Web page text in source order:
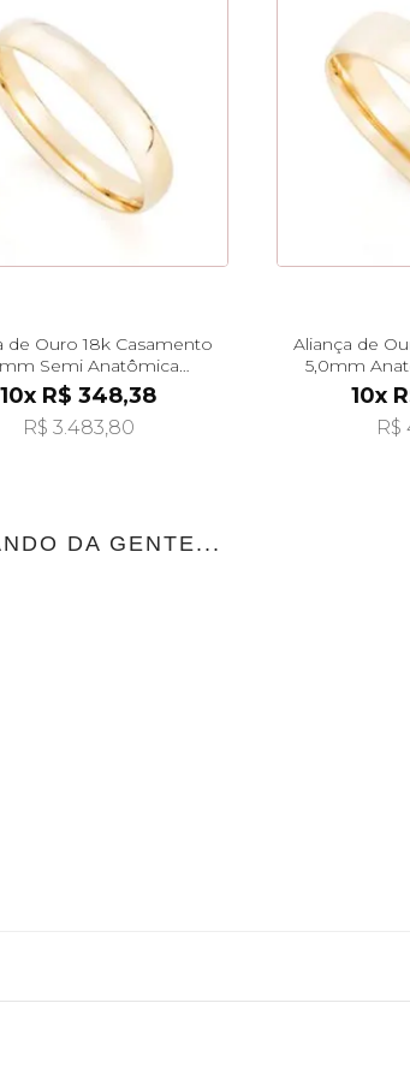
de Ouro 18k Casamento
Semi Anatômica
Feminina al40019
10x R$ 348,38
R$ 3.483,80
Aliança de
5,0mm
10x
R$
DA GENTE...